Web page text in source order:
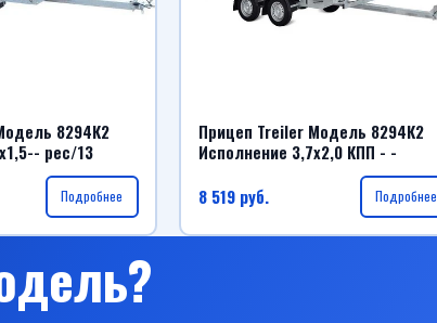
8294К2
рес/13
Подробнее
Прицеп Treiler Модель 8294К2
Исполнение 3,7х2,0 КПП - -
8 519 руб. Подробнее